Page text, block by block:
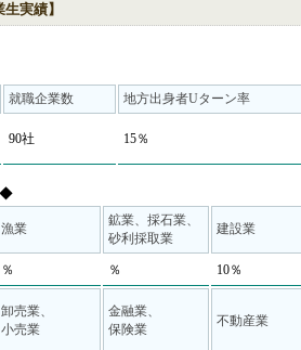
実績】
就職企業数 地方出身者Uターン率
90社 15％
◆
漁業
鉱業、採石業、
砂利採取業
建設業
％ ％ 10％
卸売業、
小売業
金融業、
保険業
不動産業